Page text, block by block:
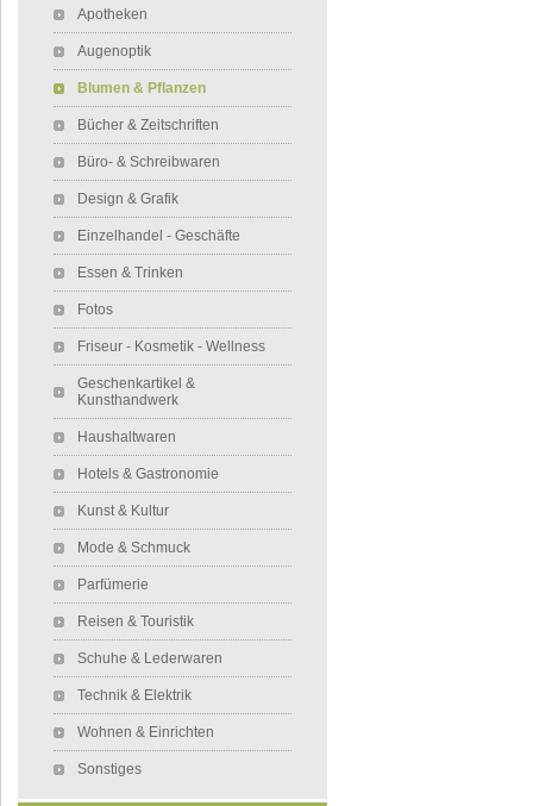
Apotheken
Augenoptik
Blumen & Pflanzen
Bücher & Zeitschriften
Büro- & Schreibwaren
Design & Grafik
Einzelhandel - Geschäfte
Essen & Trinken
Fotos
Friseur - Kosmetik - Wellness
Geschenkartikel &
Kunsthandwerk
Haushaltwaren
Hotels & Gastronomie
Kunst & Kultur
Mode & Schmuck
Parfümerie
Reisen & Touristik
Schuhe & Lederwaren
Technik & Elektrik
Wohnen & Einrichten
Sonstiges